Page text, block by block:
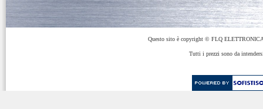
Questo sito è copyright © FLQ
Tutti i prezzi sono da